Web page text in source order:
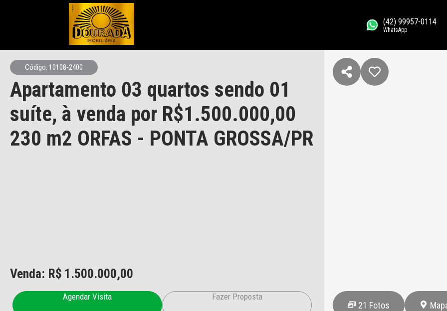
(42) 99957-0114
WhatsApp
Código: 10108-2400
Apartamento 03 quartos sendo 01
suíte, à venda por R$1.500.000,00
230 m2 ORFAS - PONTA GROSSA/PR
Venda: R$ 1.500.000,00
Agendar Visita Fazer Proposta
21 Fotos